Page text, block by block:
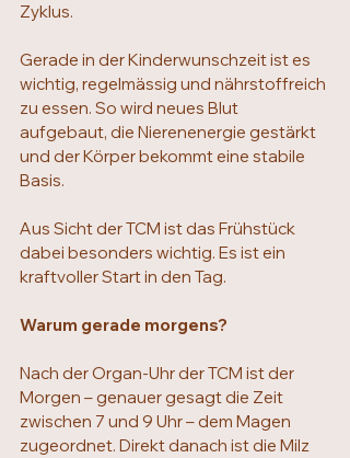
Zyklus.
Gerade in der Kinderwunschzeit ist es
wichtig, regelmässig und nährstoffreich
zu essen. So wird neues Blut
aufgebaut, die Nierenenergie gestärkt
und der Körper bekommt eine stabile
Basis.
Aus Sicht der TCM ist das Frühstück
dabei besonders wichtig. Es ist ein
kraftvoller Start in den Tag.
Warum gerade morgens?
Nach der Organ-Uhr der TCM ist der
Morgen – genauer gesagt die Zeit
zwischen 7 und 9 Uhr – dem Magen
zugeordnet. Direkt danach ist die Milz